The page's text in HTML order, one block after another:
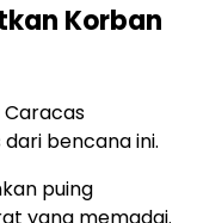
Korban
Caracas
bencana ini.
puing